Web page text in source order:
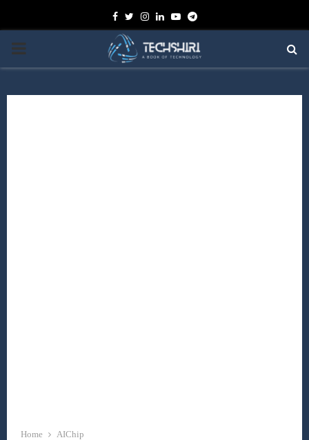
Facebook
TwitterInstagram
Linkedin
YoutubeTelegram
PRIMARY
Home AIChip